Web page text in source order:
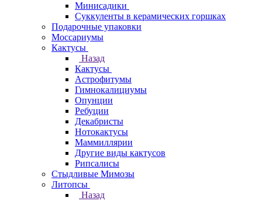
Минисадики
Суккуленты в керамических горшках
Подарочные упаковки
Моссариумы
Кактусы
Назад
Кактусы
Астрофитумы
Гимнокалициумы
Опунции
Ребуции
Декабристы
Нотокактусы
Маммиллярии
Другие виды кактусов
Рипсалисы
Стыдливые Мимозы
Литопсы
Назад